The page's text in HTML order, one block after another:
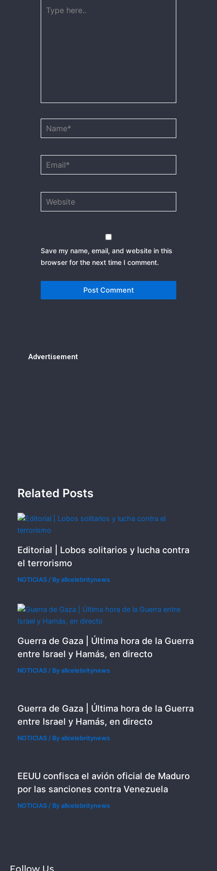
here..
Save my name, email, and website in this
browser for the next time I comment.
Advertisement
Related Posts
Editorial | Lobos solitarios y lucha contra
el terrorismo
NOTICIAS / Byallcelebritynews
Guerra de Gaza | Última hora de la Guerra
entre Israel y Hamás, en directo
NOTICIAS / Byallcelebritynews
Guerra de Gaza | Última hora de la Guerra
entre Israel y Hamás, en directo
NOTICIAS / Byallcelebritynews
EEUU confisca el avión oficial de Maduro
por las sanciones contra Venezuela
NOTICIAS / Byallcelebritynews